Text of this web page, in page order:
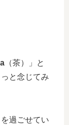
（茶）」と
と念じてみ
過ごせてい